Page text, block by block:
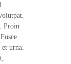
Proin
urna.